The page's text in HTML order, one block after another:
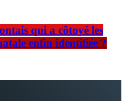
qui a côtoyé les
enfin identifiée ?